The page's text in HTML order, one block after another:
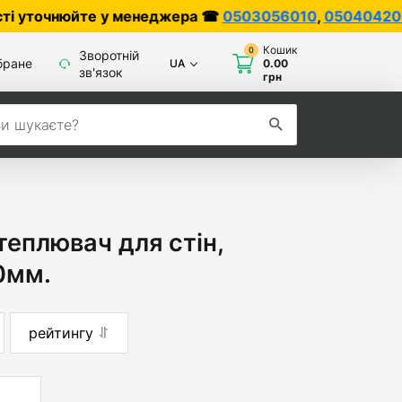
у менеджера ☎0503056010,0504042070
Зворотній
зв'язок
UA
0
Кошик
0.00
грн
для стін,
рейтингу